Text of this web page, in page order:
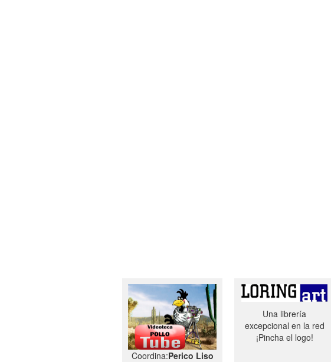
Coordina:Perico Liso
Una librería
excepcional en la red
¡Pincha el logo!